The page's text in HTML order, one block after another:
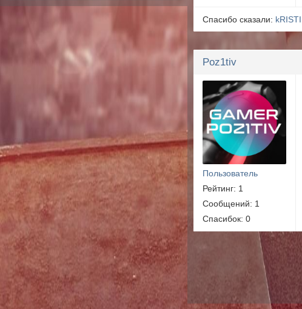
Спасибо сказали: kRISTI
Poz1tiv
Пользователь
Рейтинг: 1
Сообщений: 1
Спасибок: 0